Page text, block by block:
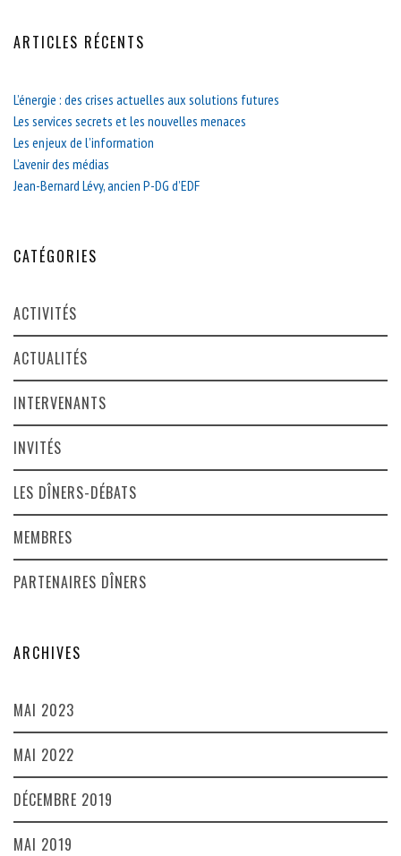
ARTICLES RÉCENTS
L’énergie : des crises actuelles aux solutions futures
Les services secrets et les nouvelles menaces
Les enjeux de l’information
L’avenir des médias
Jean-Bernard Lévy, ancien P-DG d’EDF
CATÉGORIES
ACTIVITÉS
ACTUALITÉS
INTERVENANTS
INVITÉS
LES DÎNERS-DÉBATS
MEMBRES
PARTENAIRES DÎNERS
ARCHIVES
MAI 2023
MAI 2022
DÉCEMBRE 2019
MAI 2019